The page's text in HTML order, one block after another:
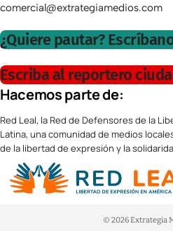
comercial@extrategiamedios.com
¿Quiere pautar?
Escriba al reportero
Hacemos parte de:
Red Leal, la Red de Defensores de la
Latina, una comunidad de medios
de la libertad de expresión y la
© 2026 Extrategia